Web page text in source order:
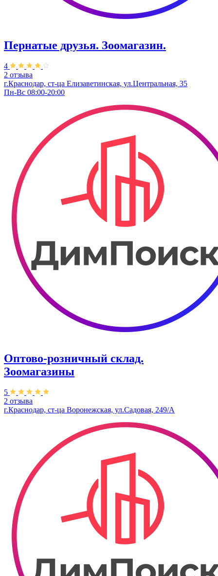
Пернатые друзья. Зоомагазин.
4
2 отзыва
г.Краснодар, ст-ца Елизаветинская, ул.Центральная, 35
Пн-Вс 08:00-20:00
Оптово-розничный склад.
Зоомагазины
5
2 отзыва
г.Краснодар, ст-ца Воронежская, ул.Садовая, 249/А